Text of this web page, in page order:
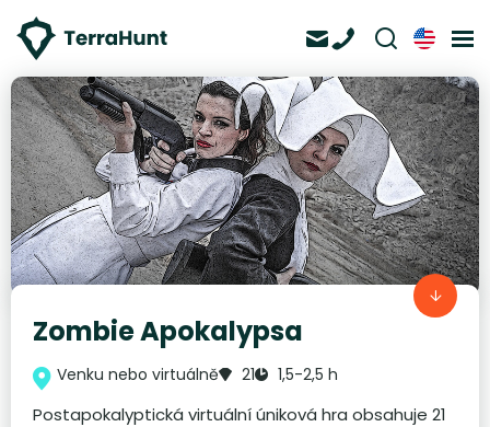
Zombie Apokalypsa
Venku nebo virtuálně 21 1,5-2,5 h
Postapokalyptická virtuální úniková hra obsahuje 21